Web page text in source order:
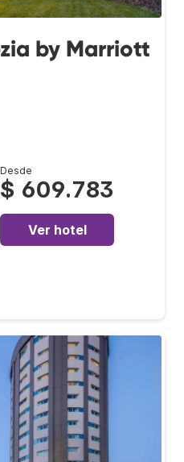
by Marriott
Desde
$ 609.783
Ver hotel